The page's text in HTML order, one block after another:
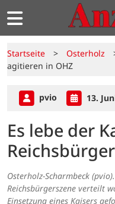
Startseite > Osterholz
agitieren in OHZ
pvio 13.
Es lebe der
Osterholz-Scharmbeck
Reichsbürgerszene verteilt
Einsetzung eines Kaisers